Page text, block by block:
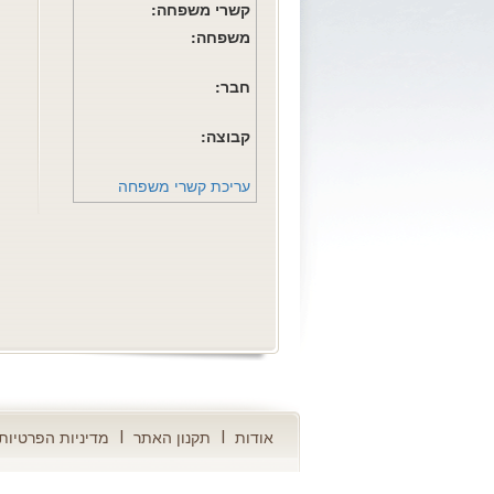
קשרי משפחה:
משפחה:
חבר:
קבוצה:
עריכת קשרי משפחה
אודות תקנון האתר מדיניות